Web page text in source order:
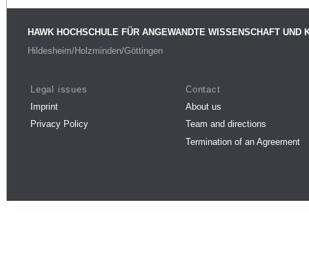
HAWK HOCHSCHULE FÜR ANGEWANDTE WISSENSCHAFT UND
Hildesheim/Holzminden/Göttingen
Legal issues
Imprint
Privacy Policy
Contact
About us
Team and directions
Termination of an Agreement